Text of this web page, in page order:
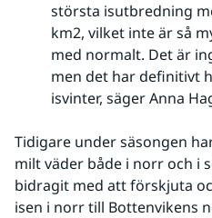
största isutbredning
km2, vilket inte är så
med normalt. Det är
men det har definitivt
isvinter, säger Anna
Tidigare under säsongen
milt väder både i norr och i
bidragit med att förskjuta
isen i norr till Bottenvikens